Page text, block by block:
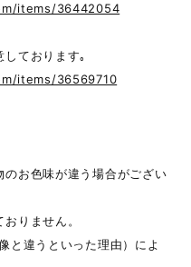
items/36442054
ております｡
items/36569710
のお色味が違う場合がござい
りません。
と違うといった理由）によ